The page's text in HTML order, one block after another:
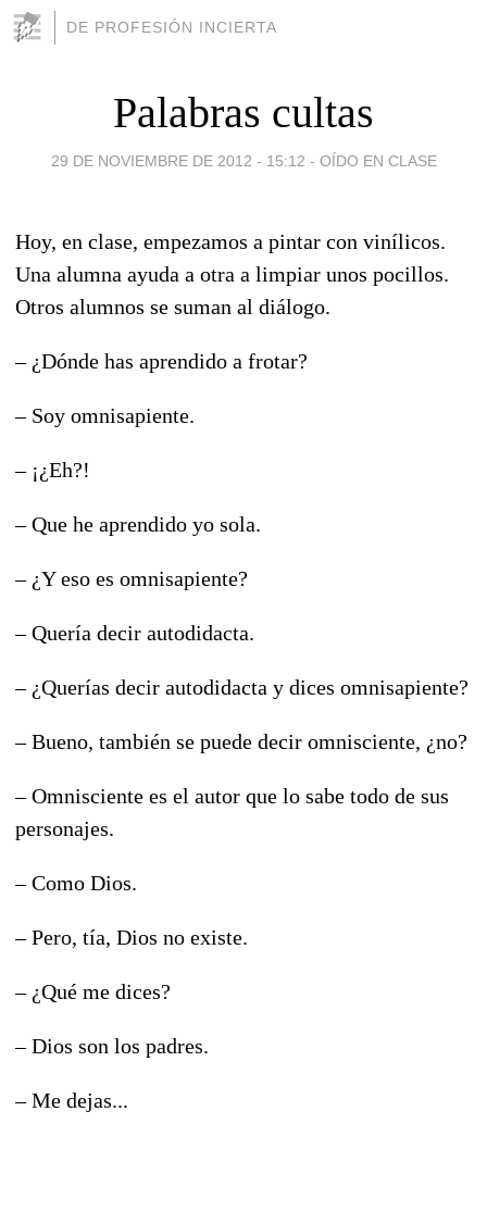
DE PROFESIÓN INCIERTA
Palabras cultas
29 DE NOVIEMBRE DE 2012 - 15:12 - OÍDO EN CLASE
Hoy, en clase, empezamos a pintar con vinílicos.
Una alumna ayuda a otra a limpiar unos pocillos.
Otros alumnos se suman al diálogo.
– ¿Dónde has aprendido a frotar?
– Soy omnisapiente.
– ¡¿Eh?!
– Que he aprendido yo sola.
– ¿Y eso es omnisapiente?
– Quería decir autodidacta.
– ¿Querías decir autodidacta y dices omnisapiente?
– Bueno, también se puede decir omnisciente, ¿no?
– Omnisciente es el autor que lo sabe todo de sus
personajes.
– Como Dios.
– Pero, tía, Dios no existe.
– ¿Qué me dices?
– Dios son los padres.
– Me dejas...